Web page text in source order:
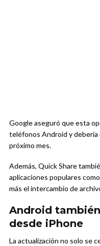
Google aseguró que esta
teléfonos Android y debería
próximo mes.
Además, Quick Share
aplicaciones populares como
más el intercambio de
Android
desde iPhone
La actualización no solo se